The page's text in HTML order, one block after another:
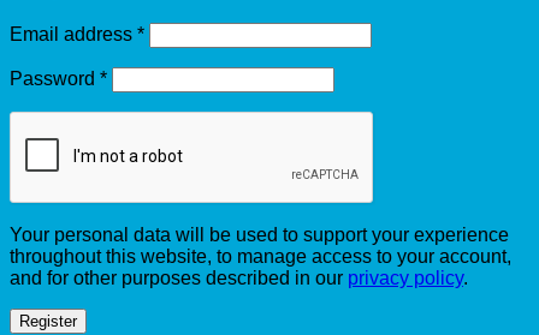
Email address *Required
Password *Required
Your personal data will be used to support your experience
throughout this website, to manage access to your account,
and for other purposes described in our privacy policy.
Register